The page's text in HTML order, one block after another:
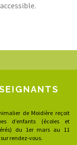
de Moidière reçoit
d’enfants (écoles et
du 1er mars au 11
rendez-vous.